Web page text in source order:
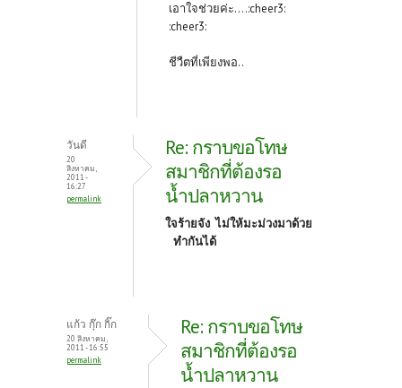
เอาใจช่วยค่ะ....:cheer3:
:cheer3:
ชีวืตที่เพียงพอ..
วันดี
20
สิงหาคม,
2011 -
16:27
permalink
Re: กราบขอโทษ
สมาชิกที่ต้องรอ
น้ำปลาหวาน
ใจร้ายจัง ไม่ให้มะม่วงมาด้วย
ทำกันได้
แก้ว กุ๊ก กิ๊ก
20 สิงหาคม,
2011 - 16:55
permalink
Re: กราบขอโทษ
สมาชิกที่ต้องรอ
น้ำปลาหวาน